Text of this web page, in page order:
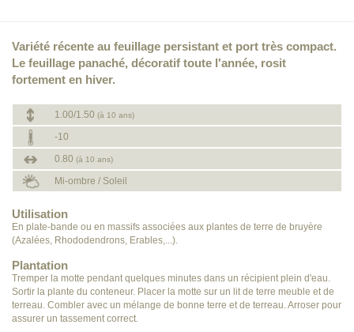
Variété récente au feuillage persistant et port très compact.
Le feuillage panaché, décoratif toute l'année, rosit
fortement en hiver.
1.00/1.50 (à 10 ans)
-10
0.80 (à 10 ans)
Mi-ombre / Soleil
Utilisation
En plate-bande ou en massifs associées aux plantes de terre de bruyère
(Azalées, Rhododendrons, Erables,...).
Plantation
Tremper la motte pendant quelques minutes dans un récipient plein d'eau.
Sortir la plante du conteneur. Placer la motte sur un lit de terre meuble et de
terreau. Combler avec un mélange de bonne terre et de terreau. Arroser pour
assurer un tassement correct.